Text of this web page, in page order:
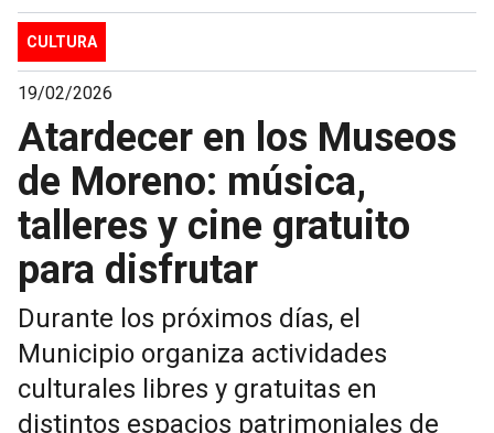
CULTURA
19/02/2026
Atardecer en los Museos
de Moreno: música,
talleres y cine gratuito
para disfrutar
Durante los próximos días, el
Municipio organiza actividades
culturales libres y gratuitas en
distintos espacios patrimoniales de